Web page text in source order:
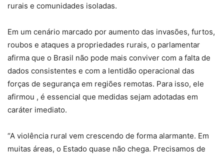
rurais e comunidades isoladas.
Em um cenário marcado por aumento das invasões, furtos,
roubos e ataques a propriedades rurais, o parlamentar
afirma que o Brasil não pode mais conviver com a falta de
dados consistentes e com a lentidão operacional das
forças de segurança em regiões remotas. Para isso, ele
afirmou , é essencial que medidas sejam adotadas em
caráter imediato.
“A violência rural vem crescendo de forma alarmante. Em
muitas áreas, o Estado quase não chega. Precisamos de